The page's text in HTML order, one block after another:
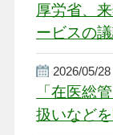
厚労省、
ービスの
厳しい経
2026/05/28
「在医総
扱いなど